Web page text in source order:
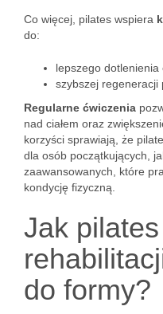
Co więcej, pilates wspiera
do:
lepszego dotlenienia
szybszej regeneracji
Regularne ćwiczenia
nad ciałem oraz
korzyści sprawiają, że
dla osób początkujących,
zaawansowanych, które
kondycję fizyczną.
Jak
do formy?